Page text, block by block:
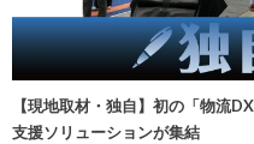
【現地取材・独自】初の「物流
支援ソリューションが集結